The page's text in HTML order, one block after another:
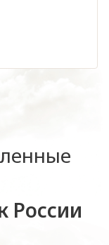
России